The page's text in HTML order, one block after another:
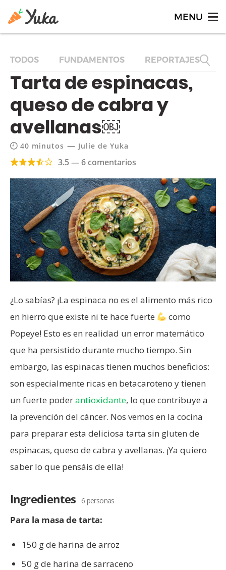
TODOS FUNDAMENTOS REPORTAJES
Tarta de espinacas,
queso de cabra y
avellanas￼
40 minutos — Julie de Yuka
3.5 — 6 comentarios
¿Lo sabías? ¡La espinaca no es el alimento más rico
en hierro que existe ni te hace fuerte
como
Popeye! Esto es en realidad un error matemático
que ha persistido durante mucho tiempo. Sin
embargo, las espinacas tienen muchos beneficios:
son especialmente ricas en betacaroteno y tienen
un fuerte poderantioxidante, lo que contribuye a
la prevención del cáncer. Nos vemos en la cocina
para preparar esta deliciosa tarta sin gluten de
espinacas, queso de cabra y avellanas. ¡Ya quiero
saber lo que pensáis de ella!
Ingredientes 6 personas
Para la masa de tarta:
150 g de harina de arroz
50 g de harina de sarraceno